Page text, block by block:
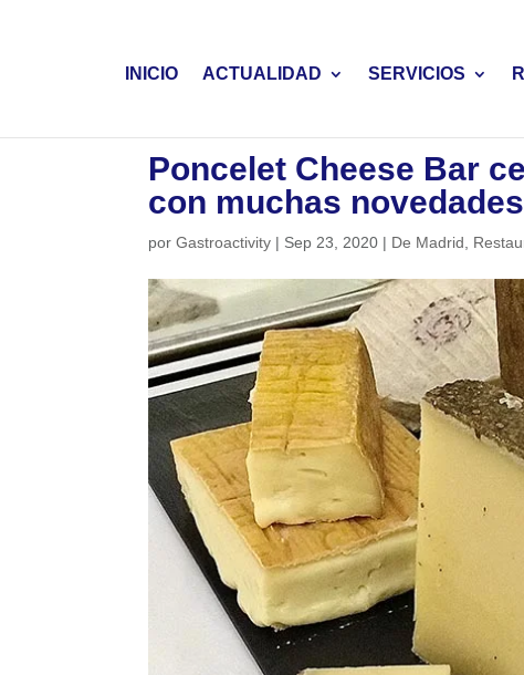
INICIO ACTUALIDAD SERVICIOS
Poncelet Cheese Bar
con muchas novedades
porGastroactivity | Sep 23, 2020 | De Madrid